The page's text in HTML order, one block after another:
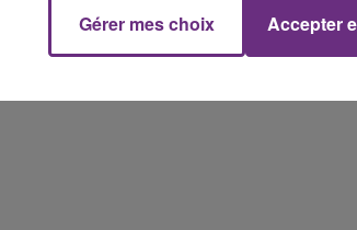
Gérer mes choix Accepter